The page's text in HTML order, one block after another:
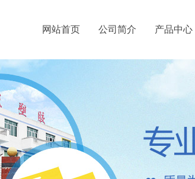
网站首页 公司简介 产品中心